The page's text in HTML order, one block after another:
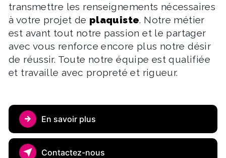
transmettre les renseignements nécessaires
à votre projet de plaquiste. Notre métier
est avant tout notre passion et le partager
avec vous renforce encore plus notre désir
de réussir. Toute notre équipe est qualifiée
et travaille avec propreté et rigueur.
En savoir plus
Contactez-nous